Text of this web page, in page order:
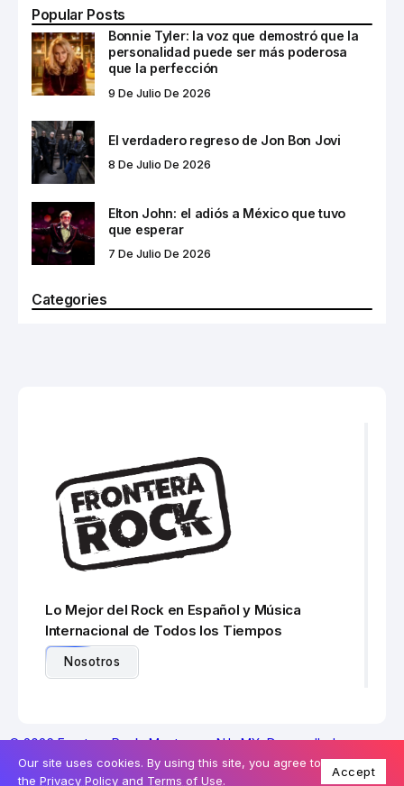
Popular Posts
Bonnie Tyler: la voz que demostró que la
personalidad puede ser más poderosa
que la perfección
9 De Julio De 2026
El verdadero regreso de Jon Bon Jovi
8 De Julio De 2026
Elton John: el adiós a México que tuvo
que esperar
7 De Julio De 2026
Categories
Lo Mejor del Rock en Español y Música
Internacional de Todos los Tiempos
Nosotros
© 2026 Frontera Rock. Monterrey. N.L. MX. Desarrollado por
Transforma
Our site uses cookies. By using this site, you agree to
the Privacy Policy and Terms of Use.
Accept